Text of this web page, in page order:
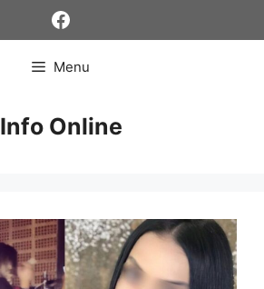
Facebook
Menu
Info Online